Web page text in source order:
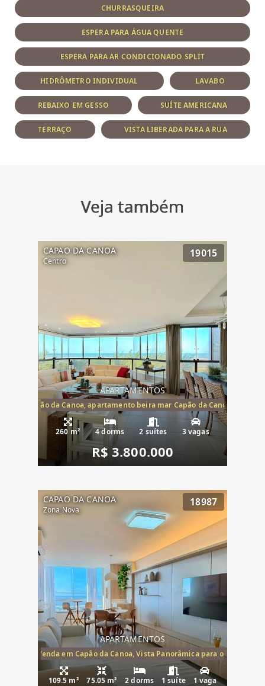
CHURRASQUEIRA
ESPERA PARA ÁGUA QUENTE
ESPERA PARA AR CONDICIONADO SPLIT
HIDRÔMETRO INDIVIDUAL LAVABO
REBAIXO EM GESSO SUÍTE AMERICANA
TERRAÇO VISTA LIBERADA PARA A RUA
Veja também
CAPAO DA CANOA
Centro
19015
APARTAMENTOS
mar Capão da Canoa, apartamento beira mar Capão da Canoa,
260 m² 4 dorms 2 suítes 3 vagas
R$ 3.800.000
CAPAO DA CANOA
Zona Nova
18987
APARTAMENTOS
Mar à Venda em Capão da Canoa, Vista Panorâmica para o Mar, 2
109.5 m² 75.05 m² 2 dorms 1 suíte 1 vaga